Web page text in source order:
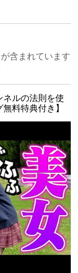
含まれています
ネルの法則を使
料特典付き】